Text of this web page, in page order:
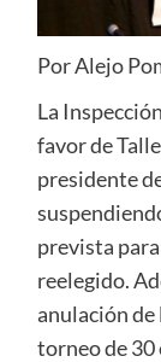
Por Alejo
La
favor de
presidente
prevista
reelegido.
anulación de
torneo de